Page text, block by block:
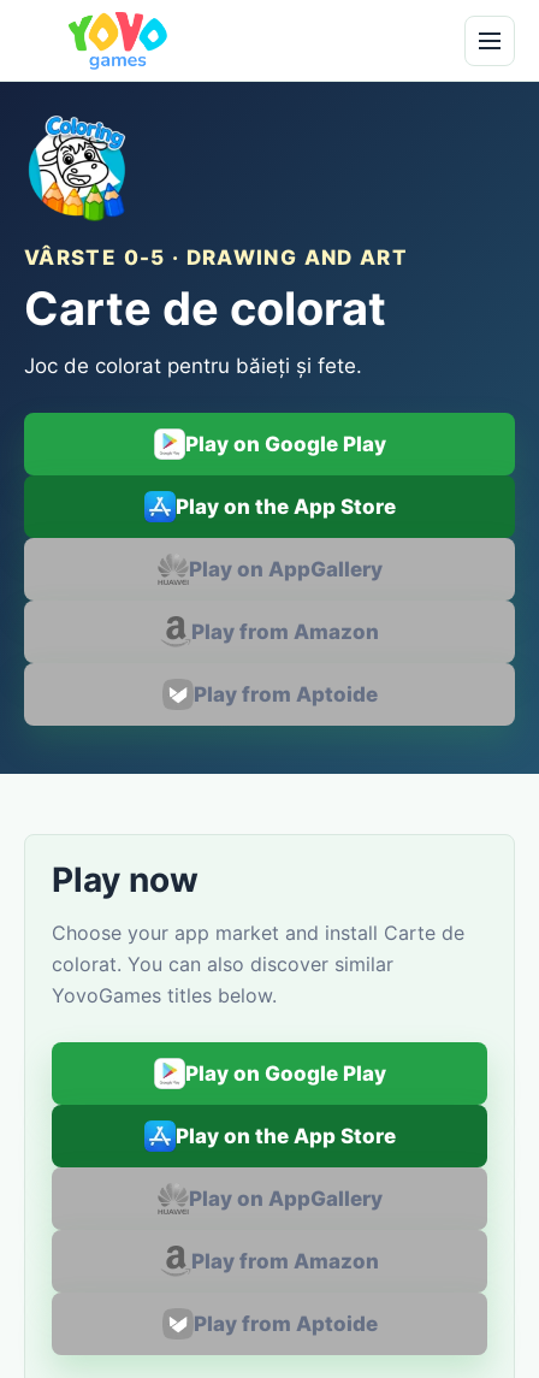
VÂRSTE 0-5 · DRAWING AND ART
Carte de colorat
Joc de colorat pentru băieți și fete.
Play on Google Play
Play on the App Store
Play on AppGallery
Play from Amazon
Play from Aptoide
Play now
Choose your app market and install Carte de
colorat. You can also discover similar
YovoGames titles below.
Play on Google Play
Play on the App Store
Play on AppGallery
Play from Amazon
Play from Aptoide